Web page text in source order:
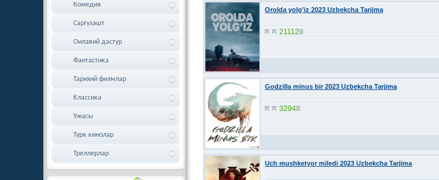
Orolda yolg'iz 2023 Uzbekcha Tarjima
21112
Godzilla minus bir 2023 Uzbekcha Tarjima
3294
Uch mushketyor miledi 2023 Uzbekcha Tarjima
Комедия
Саргузашт
Оилавий дастур
Фантастика
Тарихий филмлар
Классика
Ужасы
Турк кинолар
Треллерлар